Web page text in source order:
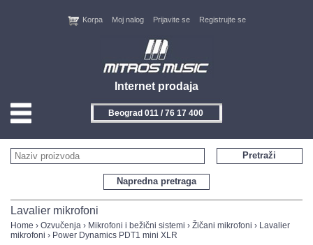
Internet prodaja
Korpa Moj nalog Prijavite se Registrujte se
Beograd 011 / 76 17 400
HOME
KONTAKT
AKCIJE
Napredna pretraga
Pretraži
Lavalier mikrofoni
Home › Ozvučenja › Mikrofoni i bežični sistemi › Žičani mikrofoni › Lavalier
mikrofoni › Power Dynamics PDT1 mini XLR